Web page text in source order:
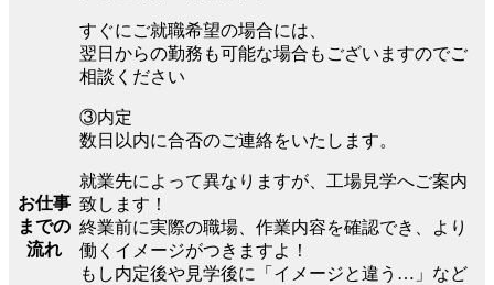
お仕事
までの
流れ
すぐにご就職希望の場合には、
翌日からの勤務も可能な場合もございますのでご
相談ください
③内定
数日以内に合否のご連絡をいたします。
就業先によって異なりますが、工場見学へご案内
致します！
終業前に実際の職場、作業内容を確認でき、より
働くイメージがつきますよ！
もし内定後や見学後に「イメージと違う…」など